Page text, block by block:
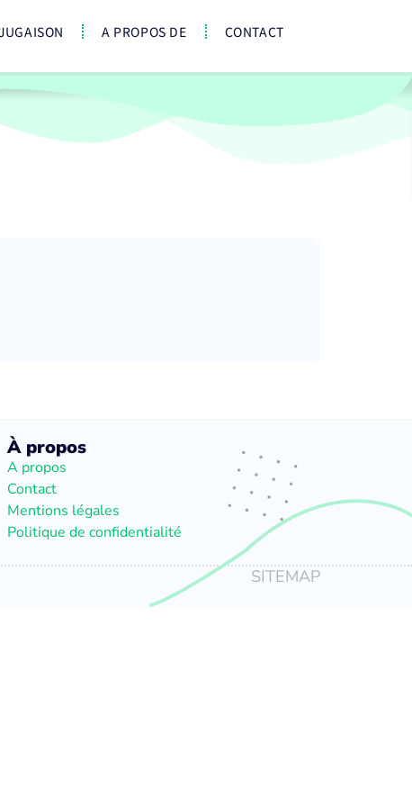
A PROPOS DE CONTACT
À propos
A propos
Contact
Mentions légales
Politique de confidentialité
SITEMAP